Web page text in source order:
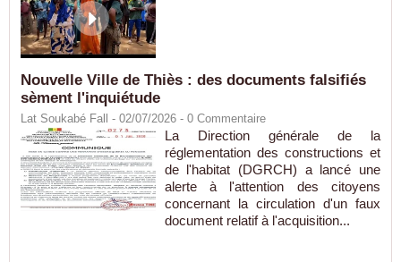
Nouvelle Ville de Thiès : des documents falsifiés
sèment l'inquiétude
Lat Soukabé Fall - 02/07/2026 - 0 Commentaire
La Direction générale de la
réglementation des constructions et
de l'habitat (DGRCH) a lancé une
alerte à l'attention des citoyens
concernant la circulation d'un faux
document relatif à l'acquisition...